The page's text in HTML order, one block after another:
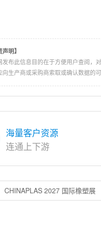
声明】
发布此信息目的在于方便用户查阅，
向生产商或采购商索取或确认数据的可
海量客户资源
连通上下游
CHINAPLAS 2027 国际橡塑展